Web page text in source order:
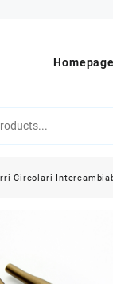
Homepage
Circolari